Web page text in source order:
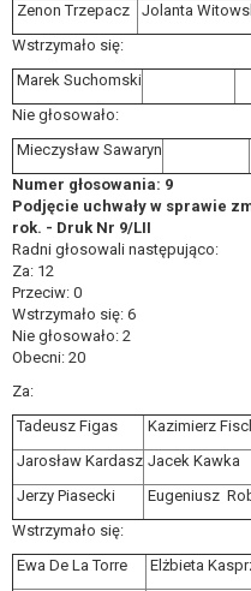
Zenon Trzepacz
Jolanta
Wstrzymało się:
Marek Suchomski
Nie głosowało:
Mieczysław Sawaryn
Numer głosowania: 9
Podjęcie uchwały w sprawie
rok. - Druk Nr 9/LII
Radni głosowali następująco:
Za: 12
Przeciw: 0
Wstrzymało się: 6
Nie głosowało: 2
Obecni: 20
Za:
Tadeusz Figas
Kazimierz
Jarosław Kardasz Jacek Kawka
Jerzy Piasecki
Eugeniusz
Wstrzymało się:
Ewa De La Torre
Elżbieta